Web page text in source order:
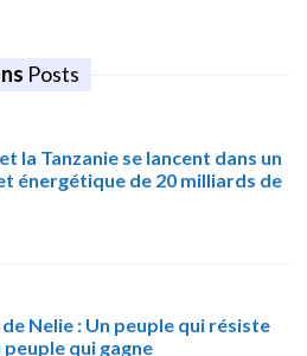
Posts
la Tanzanie se lancent dans un
énergétique de 20 milliards de
Nelie : Un peuple qui résiste
peuple qui gagne